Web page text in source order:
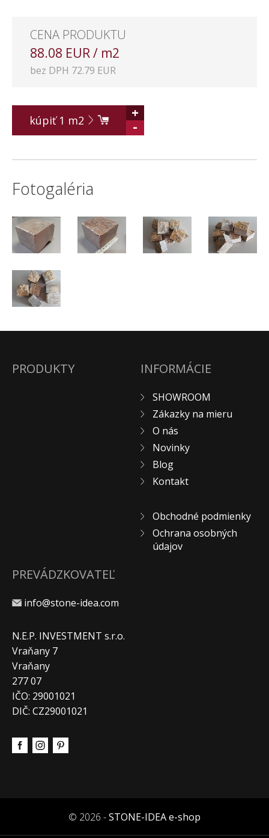
CENA PRODUKTU
88.08 EUR / m2
bez DPH 72.79 EUR
kúpiť1 m2
+
-
Fotogaléria
PRODUKTY INFORMÁCIE
SHOWROOM
Zákazky na mieru
O nás
Novinky
Blog
Kontakt
Obchodné podmienky
Ochrana osobných
údajov
PREVÁDZKOVATEĽ
info@stone-idea.com
N.E.P. INVESTMENT s.r.o.
Vraňany 7
Vraňany
277 07
IČO: 29001021
DIČ: CZ29001021
© 2026 -STONE-IDEA e-shop